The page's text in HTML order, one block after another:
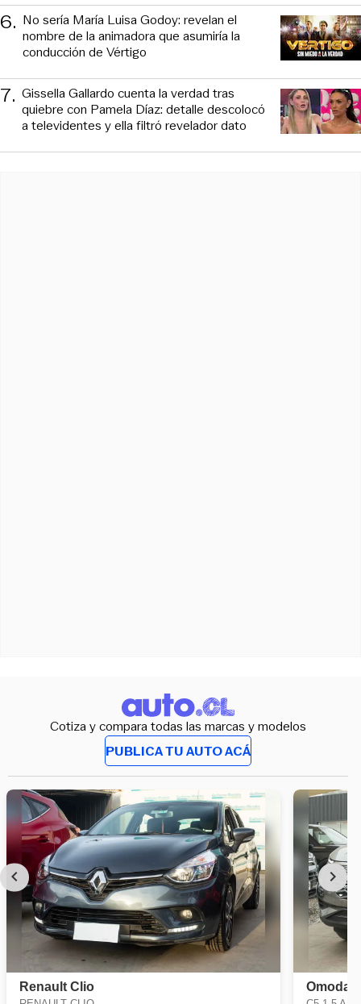
6. No sería María Luisa Godoy: revelan el
nombre de la animadora que asumiría la
conducción de Vértigo
7. Gissella Gallardo cuenta la verdad tras
quiebre con Pamela Díaz: detalle descolocó
a televidentes y ella filtró revelador dato
Cotiza y compara todas las marcas y modelos
PUBLICA TU AUTO ACÁ